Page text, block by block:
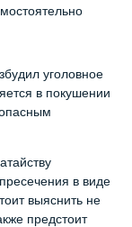
уголовное
в покушении
в виде
выяснить не
предстоит